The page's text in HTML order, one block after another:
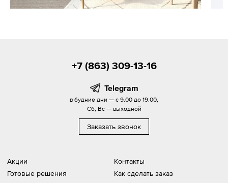
Акции
Готовые решения
Контакты
Как сделать заказ
+7 (863) 309-13-16
Telegram
в будние дни — с 9.00 до 19.00,
Сб, Вс — выходной
Заказать звонок